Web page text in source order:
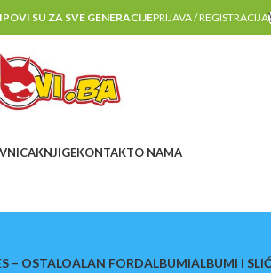
SU ZA SVE GENERACIJEPRIJAVA / REGISTRACIJA
KNJIGEKONTAKTO NAMA
– OSTALOALAN FORDALBUMIALBUMI I